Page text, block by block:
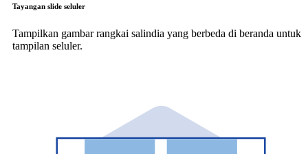
Tayangan slide seluler
Tampilkan gambar rangkai salindia yang berbeda di beranda untuk
tampilan seluler.